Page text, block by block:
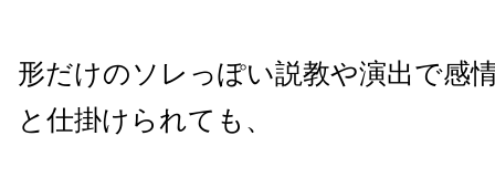
形だけのソレっぽい説教や演出で感
と仕掛けられても、